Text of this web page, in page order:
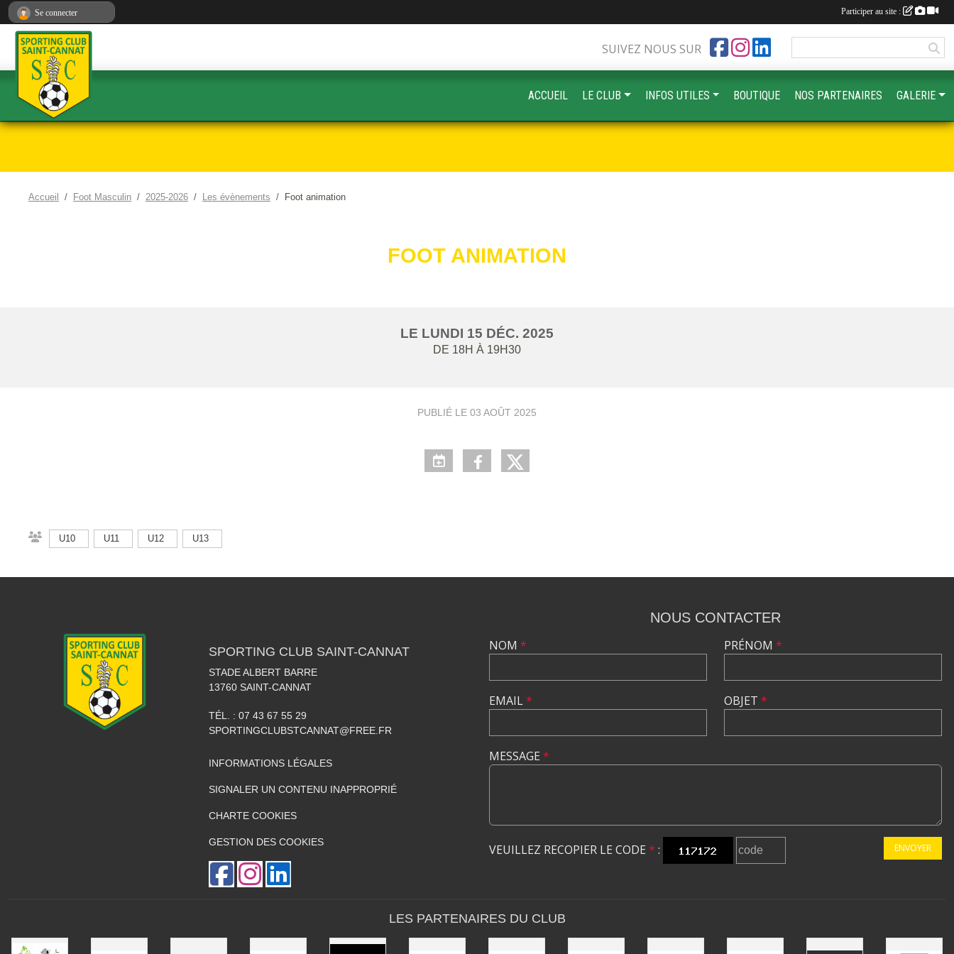
Accueil Foot Masculin 2025-2026 Les évènements Foot animation
FOOT ANIMATION
LE LUNDI 15 DÉC. 2025
DE 18H À 19H30
PUBLIÉ LE 03 AOÛT 2025
U10 U11 U12 U13
SUIVEZ NOUS SUR
ACCUEIL LE CLUB INFOS UTILES BOUTIQUE NOS PARTENAIRES GALERIE
SPORTING CLUB SAINT-CANNAT
STADE ALBERT BARRE
13760 SAINT-CANNAT
TÉL. : 07 43 67 55 29
SPORTINGCLUBSTCANNAT@FREE.FR
INFORMATIONS LÉGALES
SIGNALER UN CONTENU INAPPROPRIÉ
CHARTE COOKIES
GESTION DES COOKIES
NOUS CONTACTER
NOM *
EMAIL*
PRÉNOM *
OBJET *
MESSAGE *
VEUILLEZ RECOPIER LE CODE * : ENVOYER
LES PARTENAIRES DU CLUB
Se connecter Participer au site :
Panneau de gestion des cookies